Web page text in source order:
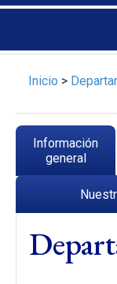
Inicio >
Solapas
Información
general